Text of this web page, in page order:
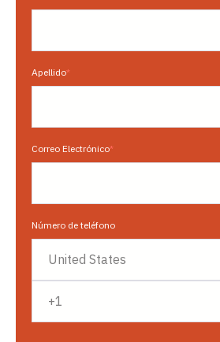
Apellido*
Correo Electrónico*
Número de teléfono